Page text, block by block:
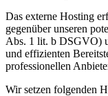
Das externe Hosting
gegenüber unseren
Abs. 1 lit. b DSGVO)
und effizienten
professionellen
Wir setzen folgenden